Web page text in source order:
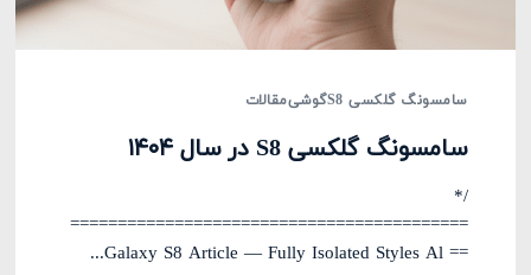
سامسونگ گلکسی S8 گوشیمقالات
سامسونگ گلکسی S8 در سال ۱۴۰۴
/*
==========================================
== Galaxy S8 Article — Fully Isolated Styles Al...